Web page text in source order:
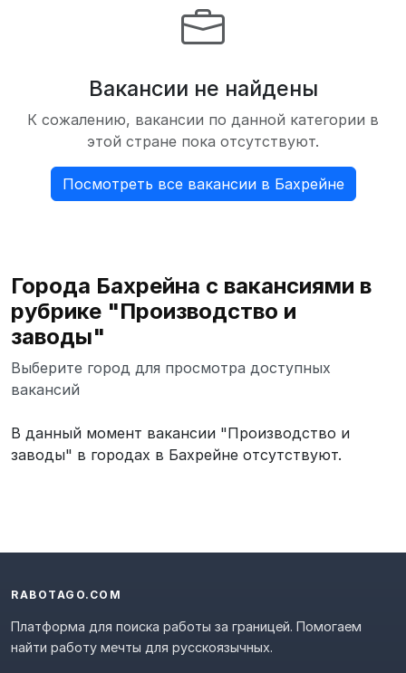
Вакансии не найдены
К сожалению, вакансии по данной категории в
этой стране пока отсутствуют.
Посмотреть все вакансии в Бахрейне
Города Бахрейна с вакансиями в
рубрике "Производство и
заводы"
Выберите город для просмотра доступных
вакансий
В данный момент вакансии "Производство и
заводы" в городах в Бахрейне отсутствуют.
RABOTAGO.COM
Платформа для поиска работы за границей. Помогаем
найти работу мечты для русскоязычных.